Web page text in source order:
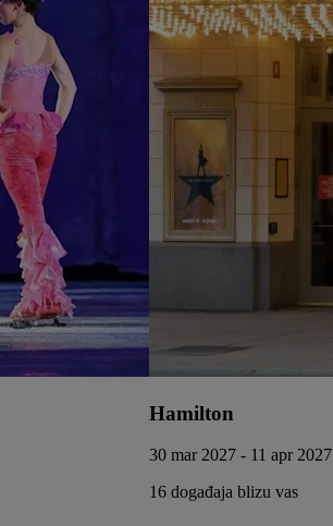
Hamilton
30 mar 2027 - 11 apr 2027
16 događaja blizu vas